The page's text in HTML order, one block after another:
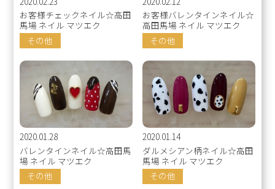
お客様チェックネイル☆高田
馬場 ネイル マツエク
その他
お客様バレンタインネイル☆
高田馬場 ネイル マツエク
その他
2020.01.28
バレンタインネイル☆高田馬
場 ネイル マツエク
その他
2020.01.14
ダルメシアン柄ネイル☆高田
馬場 ネイル マツエク
その他